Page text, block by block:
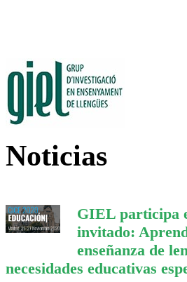
Noticias
GIEL participa
invitado:
enseñanza de
necesidades educativas